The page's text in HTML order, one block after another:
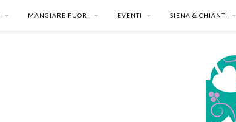
MANGIARE FUORI EVENTI SIENA & CHIANTI